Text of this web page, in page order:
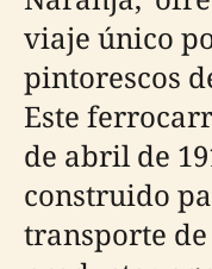
viaje único
pintorescos
Este
de abril de
construido
transporte